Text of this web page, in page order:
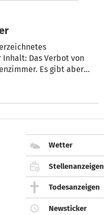
Das Verbot von
Es gibt aber
Wetter
Stellenanzeigen
Todesanzeigen
Newsticker